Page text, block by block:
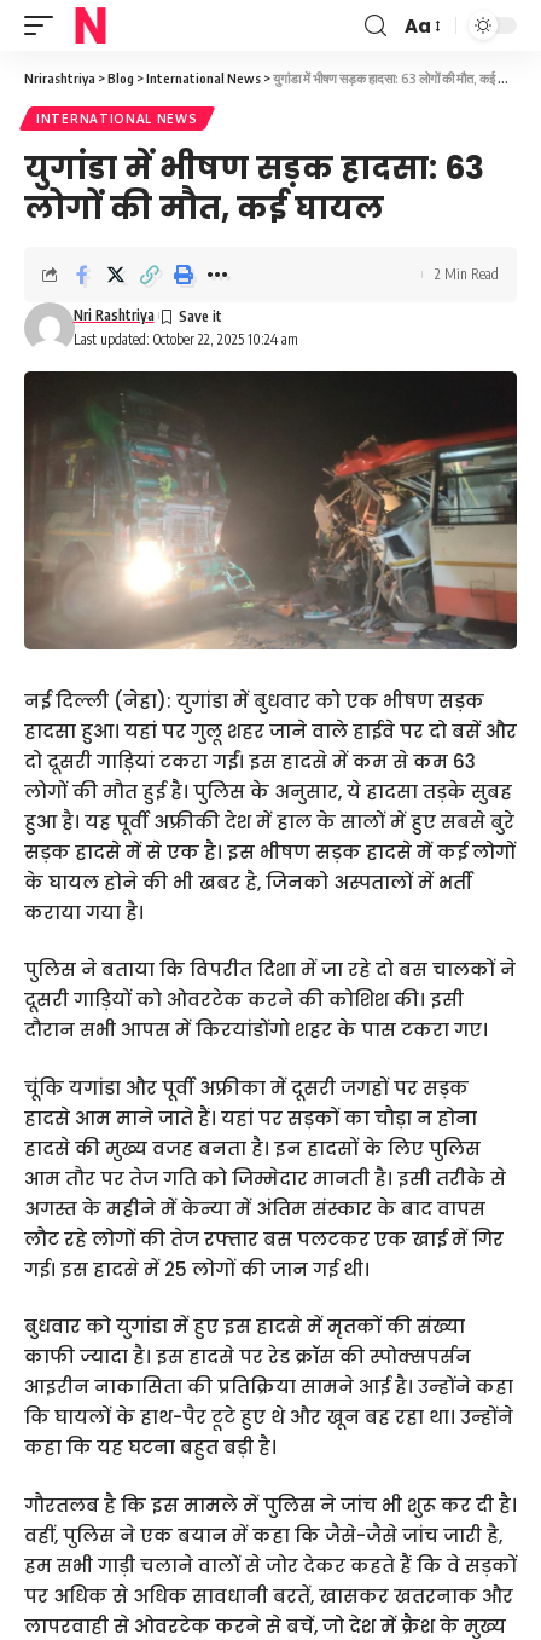
Font
Resizer
Aa
Nrirashtriya >Blog >International News >युगांडा में भीषण सड़क हादसा: 63 लोगों की मौत, कई घायल
INTERNATIONAL NEWS
युगांडा में भीषण सड़क हादसा: 63
लोगों की मौत, कई घायल
Last updated: October 22, 2025 10:24 am
Nri Rashtriya
2 Min Read
नई दिल्ली (नेहा): युगांडा में बुधवार को एक भीषण सड़क
हादसा हुआ। यहां पर गुलू शहर जाने वाले हाईवे पर दो बसें और
दो दूसरी गाड़ियां टकरा गईं। इस हादसे में कम से कम 63
लोगों की मौत हुई है। पुलिस के अनुसार, ये हादसा तड़के सुबह
हुआ है। यह पूर्वी अफ्रीकी देश में हाल के सालों में हुए सबसे बुरे
सड़क हादसे में से एक है। इस भीषण सड़क हादसे में कई लोगों
के घायल होने की भी खबर है, जिनको अस्पतालों में भर्ती
कराया गया है।
पुलिस ने बताया कि विपरीत दिशा में जा रहे दो बस चालकों ने
दूसरी गाड़ियों को ओवरटेक करने की कोशिश की। इसी
दौरान सभी आपस में किरयांडोंगो शहर के पास टकरा गए।
चूंकि यगांडा और पूर्वी अफ्रीका में दूसरी जगहों पर सड़क
हादसे आम माने जाते हैं। यहां पर सड़कों का चौड़ा न होना
हादसे की मुख्य वजह बनता है। इन हादसों के लिए पुलिस
आम तौर पर तेज गति को जिम्मेदार मानती है। इसी तरीके से
अगस्त के महीने में केन्या में अंतिम संस्कार के बाद वापस
लौट रहे लोगों की तेज रफ्तार बस पलटकर एक खाई में गिर
गई। इस हादसे में 25 लोगों की जान गई थी।
बुधवार को युगांडा में हुए इस हादसे में मृतकों की संख्या
काफी ज्यादा है। इस हादसे पर रेड क्रॉस की स्पोक्सपर्सन
आइरीन नाकासिता की प्रतिक्रिया सामने आई है। उन्होंने कहा
कि घायलों के हाथ-पैर टूटे हुए थे और खून बह रहा था। उन्होंने
कहा कि यह घटना बहुत बड़ी है।
गौरतलब है कि इस मामले में पुलिस ने जांच भी शुरू कर दी है।
वहीं, पुलिस ने एक बयान में कहा कि जैसे-जैसे जांच जारी है,
हम सभी गाड़ी चलाने वालों से जोर देकर कहते हैं कि वे सड़कों
पर अधिक से अधिक सावधानी बरतें, खासकर खतरनाक और
लापरवाही से ओवरटेक करने से बचें, जो देश में क्रैश के मुख्य